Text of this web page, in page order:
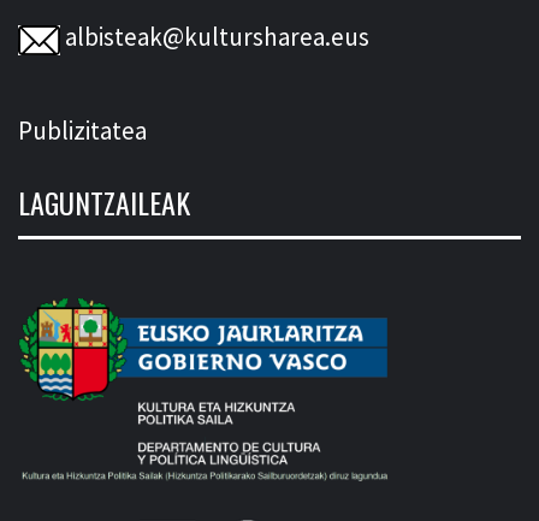
albisteak@kultursharea.eus
Publizitatea
LAGUNTZAILEAK